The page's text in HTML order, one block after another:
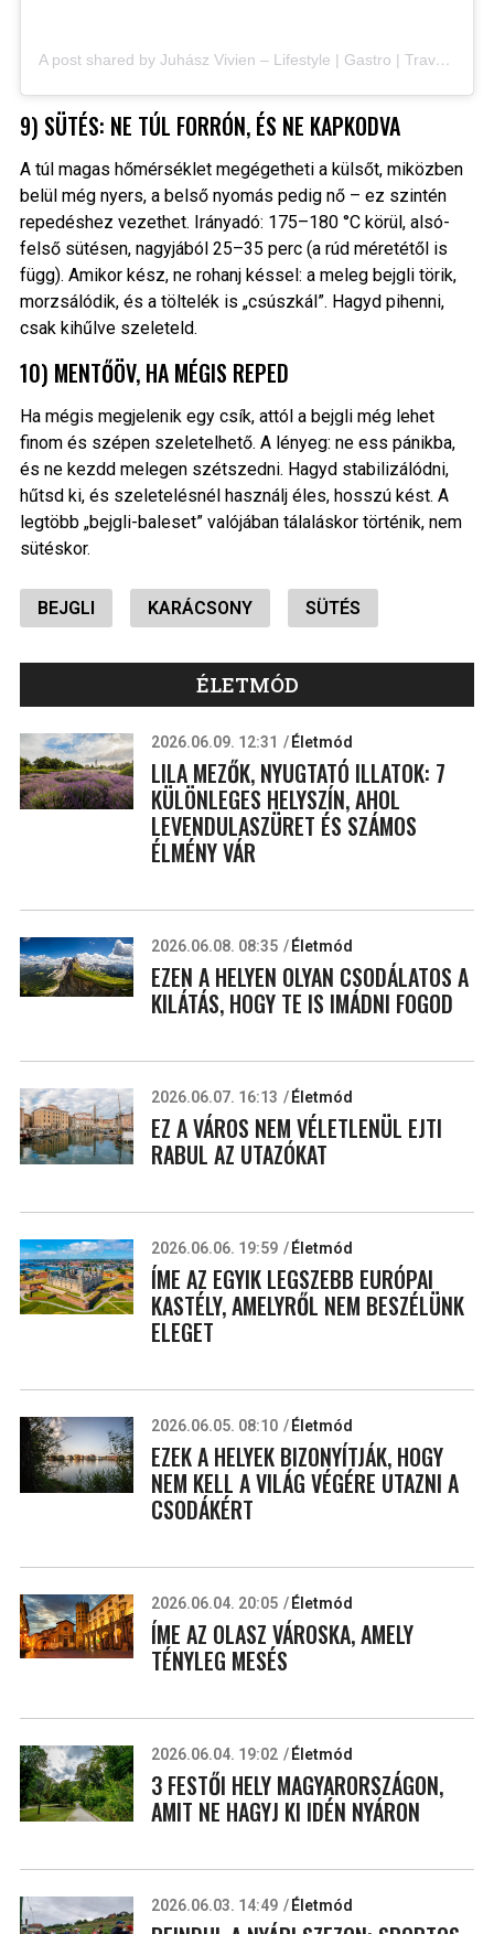
A post shared by Juhász Vivien – Lifestyle | Gastro | Travel (@juhaszvivienn)
9) SÜTÉS: NE TÚL FORRÓN, ÉS NE KAPKODVA
A túl magas hőmérséklet megégetheti a külsőt, miközben
belül még nyers, a belső nyomás pedig nő – ez szintén
repedéshez vezethet. Irányadó: 175–180 °C körül, alsó-
felső sütésen, nagyjából 25–35 perc (a rúd méretétől is
függ). Amikor kész, ne rohanj késsel: a meleg bejgli törik,
morzsálódik, és a töltelék is „csúszkál”. Hagyd pihenni,
csak kihűlve szeleteld.
10) MENTŐÖV, HA MÉGIS REPED
Ha mégis megjelenik egy csík, attól a bejgli még lehet
finom és szépen szeletelhető. A lényeg: ne ess pánikba,
és ne kezdd melegen szétszedni. Hagyd stabilizálódni,
hűtsd ki, és szeletelésnél használj éles, hosszú kést. A
legtöbb „bejgli-baleset” valójában tálaláskor történik, nem
sütéskor.
BEJGLI KARÁCSONY SÜTÉS
ÉLETMÓD
2026.06.09. 12:31 Életmód
LILA MEZŐK, NYUGTATÓ ILLATOK: 7
KÜLÖNLEGES HELYSZÍN, AHOL
LEVENDULASZÜRET ÉS SZÁMOS
ÉLMÉNY VÁR
2026.06.08. 08:35 Életmód
EZEN A HELYEN OLYAN CSODÁLATOS A
KILÁTÁS, HOGY TE IS IMÁDNI FOGOD
2026.06.07. 16:13 Életmód
EZ A VÁROS NEM VÉLETLENÜL EJTI
RABUL AZ UTAZÓKAT
2026.06.06. 19:59 Életmód
ÍME AZ EGYIK LEGSZEBB EURÓPAI
KASTÉLY, AMELYRŐL NEM BESZÉLÜNK
ELEGET
2026.06.05. 08:10 Életmód
EZEK A HELYEK BIZONYÍTJÁK, HOGY
NEM KELL A VILÁG VÉGÉRE UTAZNI A
CSODÁKÉRT
2026.06.04. 20:05 Életmód
ÍME AZ OLASZ VÁROSKA, AMELY
TÉNYLEG MESÉS
2026.06.04. 19:02 Életmód
3 FESTŐI HELY MAGYARORSZÁGON,
AMIT NE HAGYJ KI IDÉN NYÁRON
2026.06.03. 14:49 Életmód